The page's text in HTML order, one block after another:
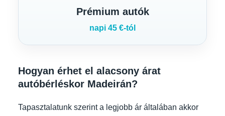
Prémium autók
napi 45 €-tól
Hogyan érhet el alacsony árat
autóbérléskor Madeirán?
Tapasztalatunk szerint a legjobb ár általában akkor